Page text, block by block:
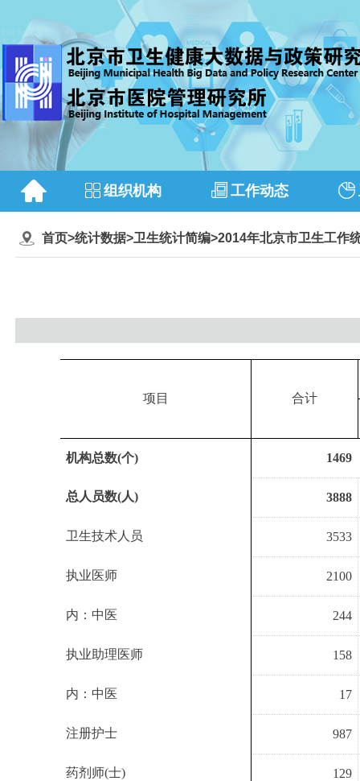
组织机构 工作动态
首页>统计数据>卫生统计简编>2014年北京市卫生工作
项目 合计
机构总数(个) 1469
总人员数(人) 3888
卫生技术人员 3533
执业医师 2100
内：中医 244
执业助理医师 158
内：中医 17
注册护士 987
药剂师(士) 129